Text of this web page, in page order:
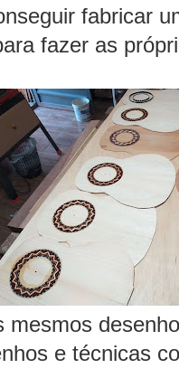
fabricar
fazer as
mesmos
e técnicas